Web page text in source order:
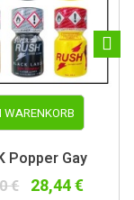
WARENKORB
Popper Gay
€ 28,44 €